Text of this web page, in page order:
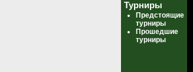
Турниры
Предстоящие
турниры
Прошедшие
турниры